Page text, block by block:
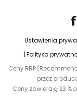
Ustawienia
Polityka
Ceny RRP
przez
Ceny zawierają 23 %